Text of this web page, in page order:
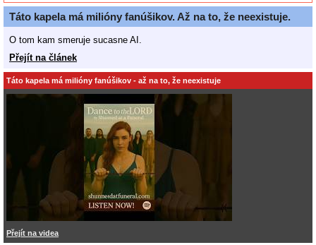
Táto kapela má milióny fanúšikov. Až na to, že neexistuje.
O tom kam smeruje sucasne AI.
Přejít na článek
Táto kapela má milióny fanúšikov - až na to, že neexistuje
Přejít na videa